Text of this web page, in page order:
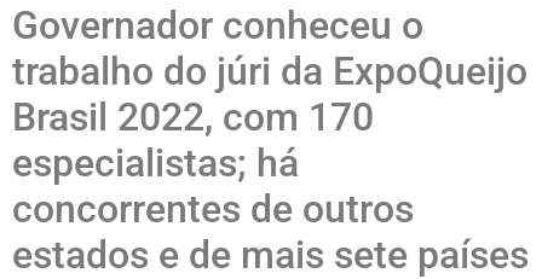
Governador conheceu o
trabalho do júri da ExpoQueijo
Brasil 2022, com 170
especialistas; há
concorrentes de outros
estados e de mais sete países